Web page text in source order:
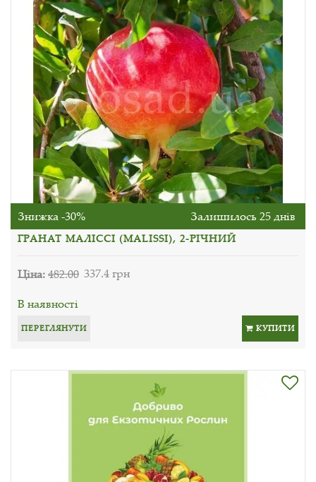
Знижка -30% Залишилось 25 днів
ГРАНАТ МАЛІССІ (MALISSI), 2-РІЧНИЙ
Ціна:482.00 337.4 грн
В наявності
ПЕРЕГЛЯНУТИ КУПИТИ